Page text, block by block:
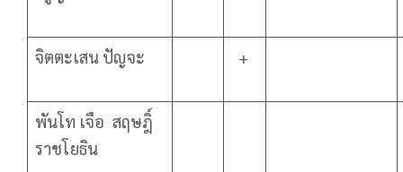
จิตตะเสน ปัญจะ +
พันโท เจือ สฤษฎิ์
ราชโยธิน